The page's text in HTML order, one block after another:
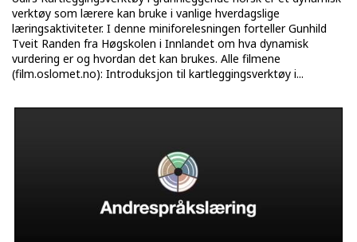
verktøy som lærere kan bruke i vanlige hverdagslige
læringsaktiviteter. I denne miniforelesningen forteller Gunhild
Tveit Randen fra Høgskolen i Innlandet om hva dynamisk
vurdering er og hvordan det kan brukes. Alle filmene
(film.oslomet.no): Introduksjon til kartleggingsverktøy i...